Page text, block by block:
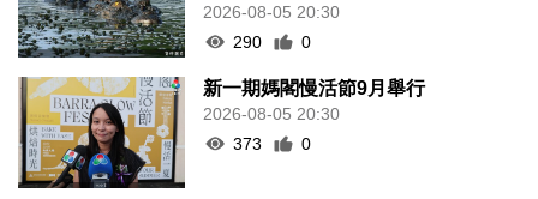
2026-08-05 20:30
290
0
新一期媽閣慢活節9月舉行
2026-08-05 20:30
373
0